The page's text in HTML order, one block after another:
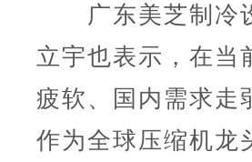
广东美芝制冷设
立宇也表示，在当
疲软、国内需求走
作为全球压缩机龙